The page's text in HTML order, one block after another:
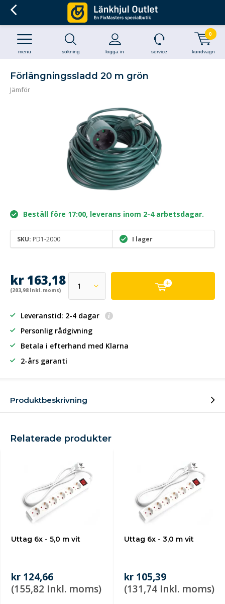
sökning logga in
menu service kundvagn
0
Förlängningssladd 20 m grön
Jämför
Beställ före 17:00, leverans inom 2-4 arbetsdagar.
SKU: PD1-2000 I lager
kr 163,18
(203,98 Inkl. moms)
Leveranstid: 2-4 dagar
Personlig rådgivning
Betala i efterhand med Klarna
2-års garanti
Produktbeskrivning
Relaterade produkter
Uttag 6x - 5,0 m vit
kr 124,66
(155,82 Inkl. moms)
Uttag 6x - 3,0 m vit
kr 105,39
(131,74 Inkl. moms)